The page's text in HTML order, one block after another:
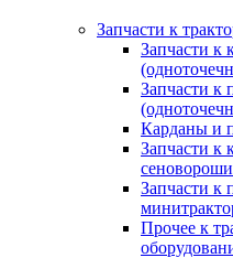
Запчасти к
Запчасти к
Запчасти к
Карданы и
Запчасти к
Запчасти к
Прочее к